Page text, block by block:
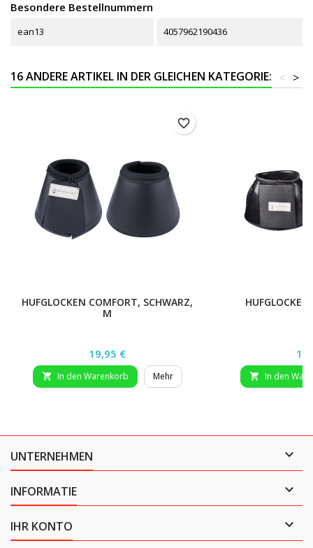
Besondere Bestellnummern
ean13 4057962190436
16 ANDERE ARTIKEL IN DER GLEICHEN KATEGORIE: >
<
HUFGLOCKEN COMFORT, SCHWARZ,
M
Preis
19,95 €
 In den Warenkorb Mehr
favorite_border
 In den
UNTERNEHMEN 
INFORMATIE 
IHR KONTO 